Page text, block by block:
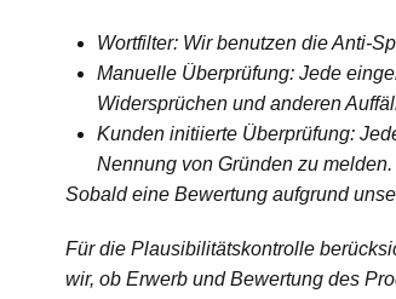
Wortfilter: Wir benutzen die Anti-
Manuelle Überprüfung: Jede
Widersprüchen und anderen
Kunden initiierte Überprüfung:
Nennung von Gründen zu melden.
Sobald eine Bewertung aufgrund
Für die Plausibilitätskontrolle
wir, ob Erwerb und Bewertung des